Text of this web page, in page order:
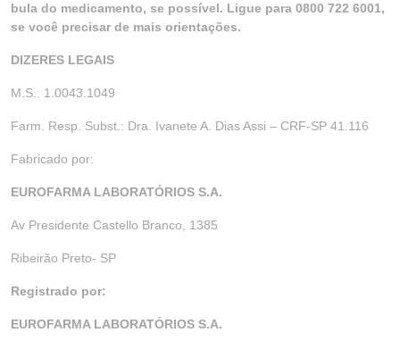
bula do medicamento, se possível. Ligue para 0800 722 6001,
se você precisar de mais orientações.
DIZERES LEGAIS
M.S.: 1.0043.1049
Farm. Resp. Subst.: Dra. Ivanete A. Dias Assi – CRF-SP 41.116
Fabricado por:
EUROFARMA LABORATÓRIOS S.A.
Av Presidente Castello Branco, 1385
Ribeirão Preto- SP
Registrado por:
EUROFARMA LABORATÓRIOS S.A.